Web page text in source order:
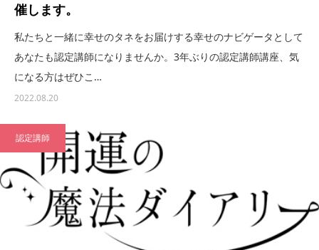
催します。
私たちと一緒に幸せのタネをお届けする幸せのナビゲータとして
あなたも認定講師になりませんか。3年ぶりの認定講師講座、気
になる方はぜひこ…
2022.08.20
認定講師